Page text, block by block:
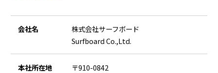
会社概要
会社名
株式会社サーフボード
Surfboard Co.,Ltd.
本社所在地
〒910-0842